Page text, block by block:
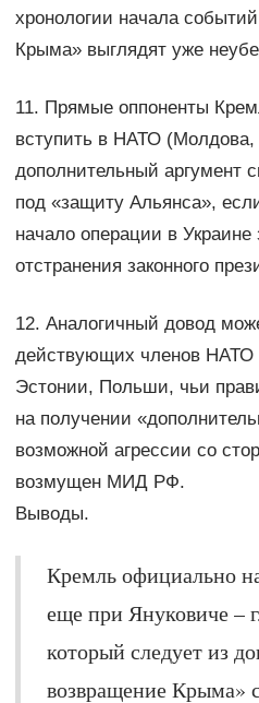
хронологии начала
Крыма» выглядят уже
11. Прямые оппоненты
вступить в НАТО (Молдова,
дополнительный аргумент
под «защиту Альянса»,
начало операции в Украине
отстранения законного
12. Аналогичный довод
действующих членов
Эстонии, Польши, чьи
на получении
возможной агрессии со
возмущен МИД РФ.
Выводы.
Кремль официально
еще при Януковиче –
который следует из
возвращение Крыма»